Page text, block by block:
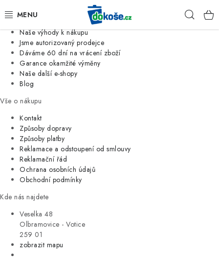
Jsme tradiční česká firma
Naše výhody k nákupu
Jsme autorizovaný prodejce
Dáváme 60 dní na vrácení zboží
Garance okamžité výměny
Naše další e-shopy
Blog
Vše o nákupu
Kontakt
Způsoby dopravy
Způsoby platby
Reklamace a odstoupení od smlouvy
Reklamační řád
Ochrana osobních údajů
Obchodní podmínky
Kde nás najdete
Veselka 48
Olbramovice - Votice
259 01
zobrazit mapu
KOŠE
SÁČKY
KUCHYNĚ
ORGANIZACE
DOMÁCNOST
ÚKLID
VÝPRODEJ
ZNAČKY